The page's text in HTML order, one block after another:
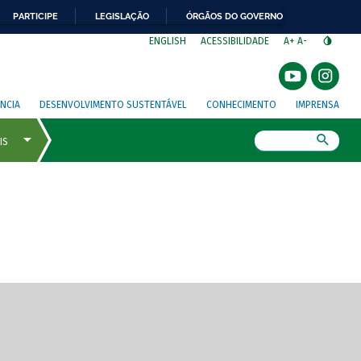
PARTICIPE LEGISLAÇÃO ÓRGÃOS DO GOVERNO
ENGLISH ACESSIBILIDADE A+ A-
DESENVOLVIMENTO SUSTENTÁVEL CONHECIMENTO IMPRENSA
de tela